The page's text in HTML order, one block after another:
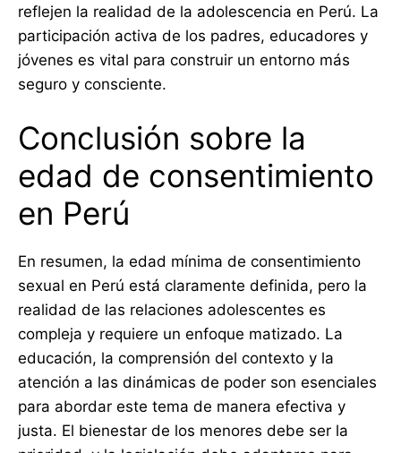
reflejen la realidad de la adolescencia en Perú. La
participación activa de los padres, educadores y
jóvenes es vital para construir un entorno más
seguro y consciente.
Conclusión sobre la
edad de consentimiento
en Perú
En resumen, la edad mínima de consentimiento
sexual en Perú está claramente definida, pero la
realidad de las relaciones adolescentes es
compleja y requiere un enfoque matizado. La
educación, la comprensión del contexto y la
atención a las dinámicas de poder son esenciales
para abordar este tema de manera efectiva y
justa. El bienestar de los menores debe ser la